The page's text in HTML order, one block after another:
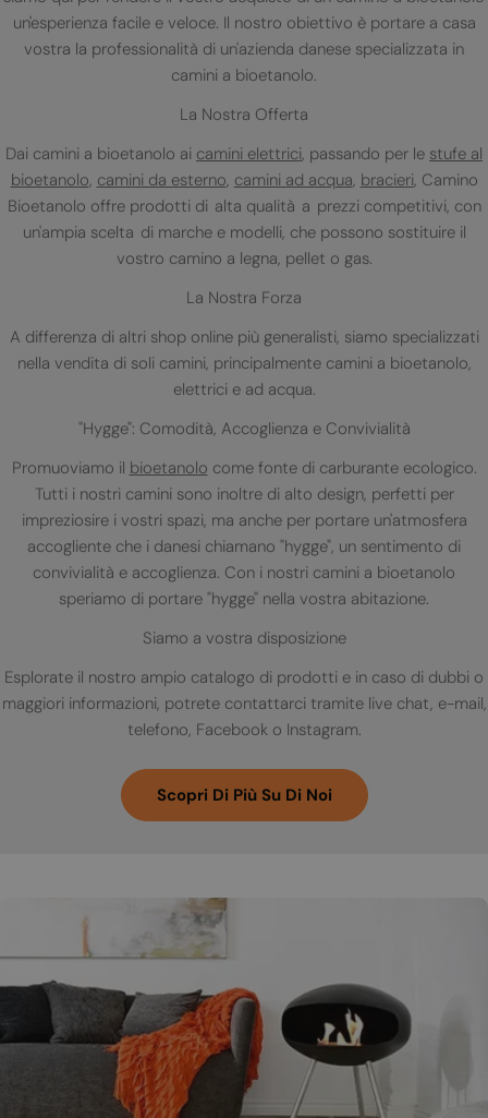
un'esperienza facile e veloce. Il nostro obiettivo è portare a casa
vostra la professionalità di un'azienda danese specializzata in
camini a bioetanolo.
La Nostra Offerta
Dai camini a bioetanolo ai camini elettrici, passando per le stufe al
bioetanolo, camini da esterno, camini ad acqua, bracieri, Camino
Bioetanolo offre prodotti di alta qualità a prezzi competitivi, con
un'ampia scelta di marche e modelli, che possono sostituire il
vostro camino a legna, pellet o gas.
La Nostra Forza
A differenza di altri shop online più generalisti, siamo specializzati
nella vendita di soli camini, principalmente camini a bioetanolo,
elettrici e ad acqua.
"Hygge": Comodità, Accoglienza e Convivialità
Promuoviamo il bioetanolo come fonte di carburante ecologico.
Tutti i nostri camini sono inoltre di alto design, perfetti per
impreziosire i vostri spazi, ma anche per portare un'atmosfera
accogliente che i danesi chiamano "hygge", un sentimento di
convivialità e accoglienza. Con i nostri camini a bioetanolo
speriamo di portare "hygge" nella vostra abitazione.
Siamo a vostra disposizione
Esplorate il nostro ampio catalogo di prodotti e in caso di dubbi o
maggiori informazioni, potrete contattarci tramite live chat, e-mail,
telefono, Facebook o Instagram.
Scopri Di Più Su Di Noi